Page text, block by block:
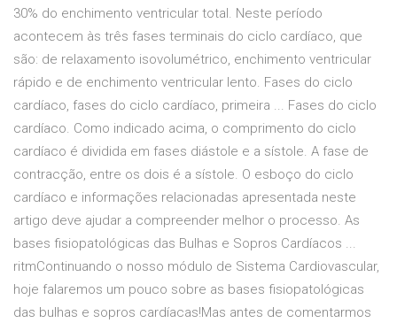
30% do enchimento ventricular total. Neste período
acontecem às três fases terminais do ciclo cardíaco, que
são: de relaxamento isovolumétrico, enchimento ventricular
rápido e de enchimento ventricular lento. Fases do ciclo
cardíaco, fases do ciclo cardíaco, primeira ... Fases do ciclo
cardíaco. Como indicado acima, o comprimento do ciclo
cardíaco é dividida em fases diástole e a sístole. A fase de
contracção, entre os dois é a sístole. O esboço do ciclo
cardíaco e informações relacionadas apresentada neste
artigo deve ajudar a compreender melhor o processo. As
bases fisiopatológicas das Bulhas e Sopros Cardíacos ...
ritmContinuando o nosso módulo de Sistema Cardiovascular,
hoje falaremos um pouco sobre as bases fisiopatológicas
das bulhas e sopros cardíacas!Mas antes de comentarmos